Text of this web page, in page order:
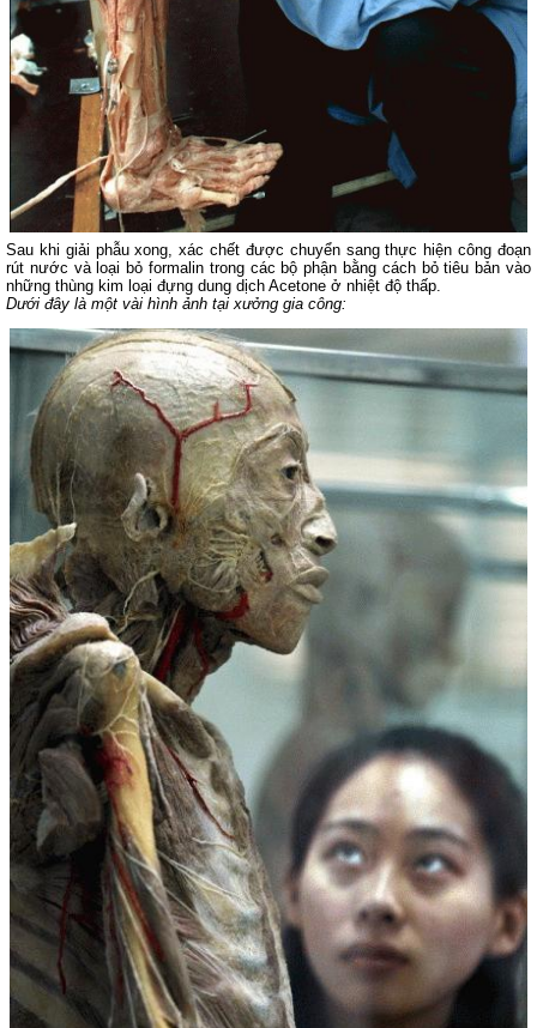
Sau khi giải phẫu xong, xác chết được chuyển sang thực hiện công đoạn
rút nước và loại bỏ formalin trong các bộ phận bằng cách bỏ tiêu bản vào
những thùng kim loại đựng dung dịch Acetone ở nhiệt độ thấp.
Dưới đây là một vài hình ảnh tại xưởng gia công: